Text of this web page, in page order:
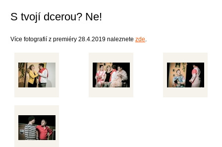
S tvojí dcerou? Ne!
Více fotografií z premiéry 28.4.2019 naleznete zde.